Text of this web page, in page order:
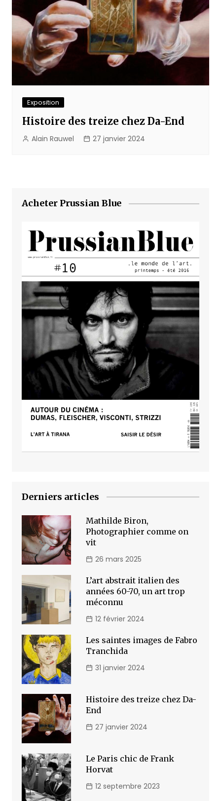
Exposition
Histoire des treize chez Da-End
Alain Rauwel 27 janvier 2024
Acheter Prussian Blue
Derniers articles
Mathilde Biron,
Photographier comme on
vit
26 mars 2025
L’art abstrait italien des
années 60-70, un art trop
méconnu
12 février 2024
Les saintes images de Fabro
Tranchida
31 janvier 2024
Histoire des treize chez Da-
End
27 janvier 2024
Le Paris chic de Frank
Horvat
12 septembre 2023